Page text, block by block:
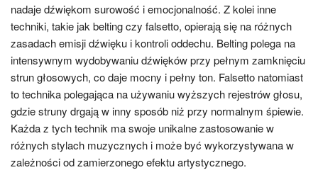
nadaje dźwiękom surowość i emocjonalność. Z kolei inne
techniki, takie jak belting czy falsetto, opierają się na różnych
zasadach emisji dźwięku i kontroli oddechu. Belting polega na
intensywnym wydobywaniu dźwięków przy pełnym zamknięciu
strun głosowych, co daje mocny i pełny ton. Falsetto natomiast
to technika polegająca na używaniu wyższych rejestrów głosu,
gdzie struny drgają w inny sposób niż przy normalnym śpiewie.
Każda z tych technik ma swoje unikalne zastosowanie w
różnych stylach muzycznych i może być wykorzystywana w
zależności od zamierzonego efektu artystycznego.